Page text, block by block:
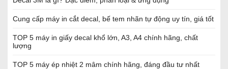
Cung cấp máy in cắt decal, bế tem nhãn tự động uy tín, giá tốt
TOP 5 máy in giấy decal khổ lớn, A3, A4 chính hãng, chất
lượng
TOP 5 máy ép nhiệt 2 mâm chính hãng, đáng đầu tư nhất